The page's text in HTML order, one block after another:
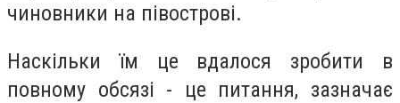
чиновники на півострові.
Наскільки їм це вдалося зробити в
повному обсязі - це питання, зазначає